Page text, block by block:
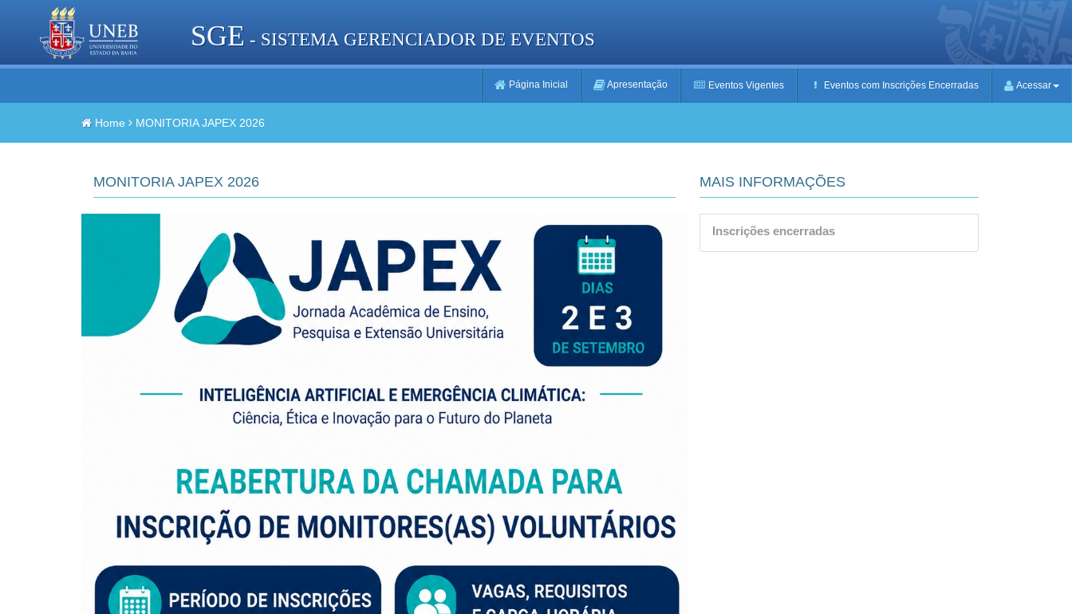
SGE - SISTEMA GERENCIADOR DE EVENTOS
Página Inicial Apresentação Eventos Vigentes Eventos com Inscrições Encerradas Acessar
Home MONITORIA JAPEX 2026
MONITORIA JAPEX 2026 MAIS INFORMAÇÕES
Inscrições encerradas